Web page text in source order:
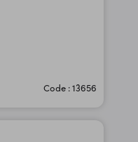
Code : 13656